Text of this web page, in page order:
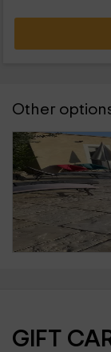
Other
GIFT